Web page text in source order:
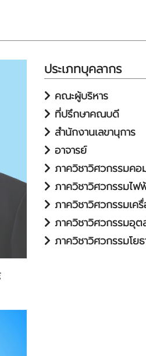
ประเภทบุคลากร
คณะผู้บริหาร
ที่ปรึกษาคณบดี
สำนักงานเลขานุการ
อาจารย์
ภาควิชาวิศวกรรมค
ภาควิชาวิศวกรรมไฟ
ภาควิชาวิศวกรรมเค
ภาควิชาวิศวกรรมอุต
ภาควิชาวิศวกรรมโยธ